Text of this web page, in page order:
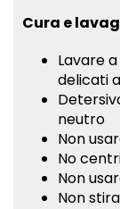
Cura e
Lavare
delicati
neutro
Non
No
Non
Non